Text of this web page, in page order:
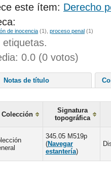
este ítem: Derecho
de inocencia (1) ,proceso penal (1)
0.0 (0 votos)
Notas de título
Colección
Signatura
topográfica
345.05 M519p
(Navegar
estantería)